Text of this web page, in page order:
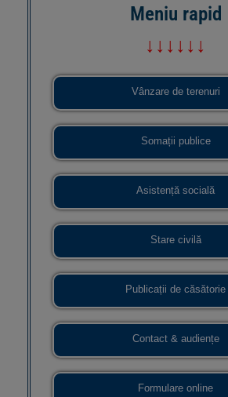
Meniu rapid
↓↓↓↓↓↓
Vânzare de terenuri
Somații publice
Asistență socială
Stare civilă
Publicații de căsătorie
Contact & audiențe
Formulare online